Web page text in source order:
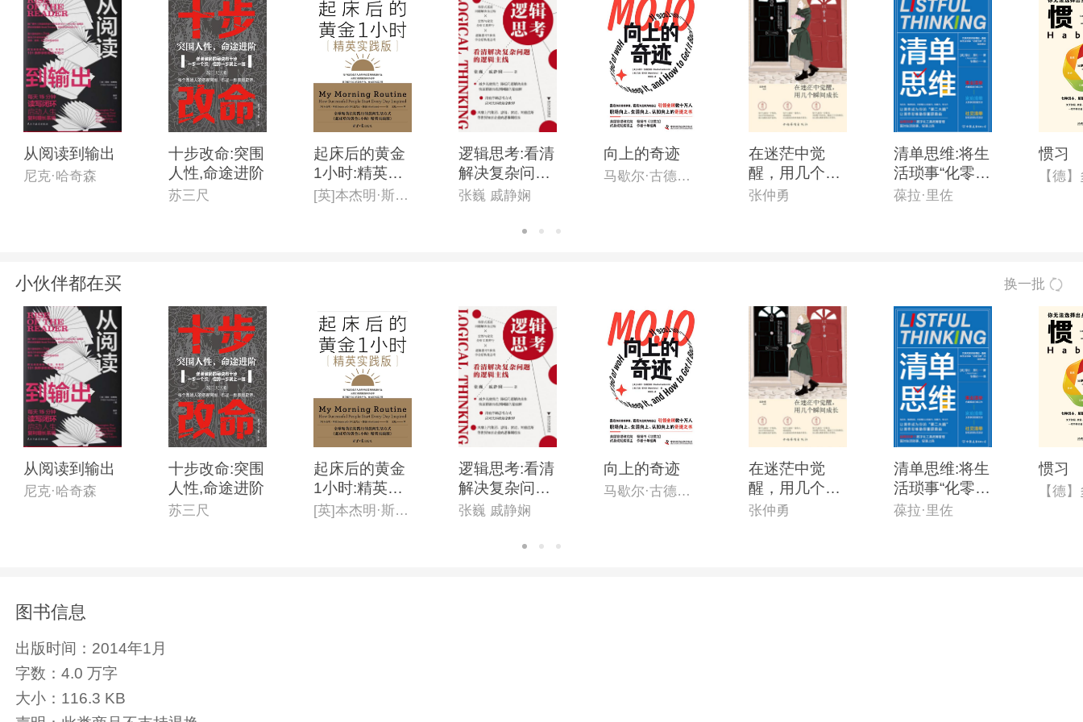
从阅读到输出
尼克·哈奇森
十步改命:突围
人性,命途进阶
苏三尺
起床后的黄金
1小时:精英实
践版
[英]本杰明·斯帕(Benjamin Spall),[德]迈克尔·赞德(Michael Xander)
逻辑思考:看清
解决复杂问题
的逻辑主线
张巍 戚静娴
向上的奇迹
马歇尔·古德史密斯
在迷茫中觉
醒，用几个瞬
间长大
张仲勇
清单思维:将生
活琐事“化零为
整”的*时间管
葆拉·里佐
惯习
小伙伴都在买 换一批
从阅读到输出
尼克·哈奇森
十步改命:突围
人性,命途进阶
苏三尺
起床后的黄金
1小时:精英实
践版
[英]本杰明·斯帕(Benjamin Spall),[德]迈克尔·赞德(Michael Xander)
逻辑思考:看清
解决复杂问题
的逻辑主线
张巍 戚静娴
向上的奇迹
马歇尔·古德史密斯
在迷茫中觉
醒，用几个瞬
间长大
张仲勇
清单思维:将生
活琐事“化零为
整”的*时间管
葆拉·里佐
惯习
图书信息
出版时间： 2014年1月
字数： 4.0 万字
大小： 116.3 KB